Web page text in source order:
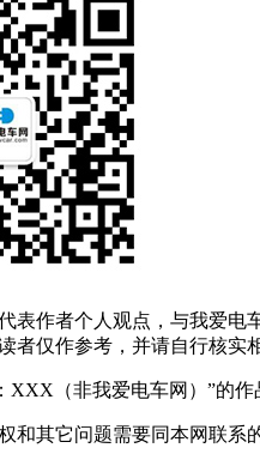
表作者个人观点，与我爱电
者仅作参考，并请自行核实
XXX（非我爱电车网）”的
和其它问题需要同本网联系